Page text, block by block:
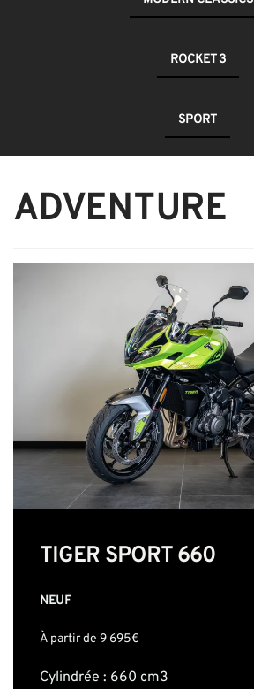
ROCKET 3
SPORT
ADVENTURE
TIGER SPORT 660
NEUF
À partir de 9 695€
Cylindrée : 660 cm3